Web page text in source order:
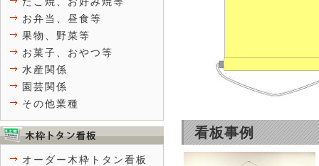
看板事例
お弁当、昼食等
果物、野菜等
お菓子、おやつ等
水産関係
園芸関係
その他業種
オーダー木枠トタン看板